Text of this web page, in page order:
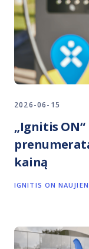
2026-06-15
„Ignitis
kainą
IGNITIS ON